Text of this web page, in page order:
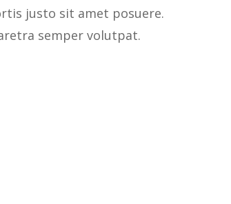
justo sit amet posuere.
semper volutpat.